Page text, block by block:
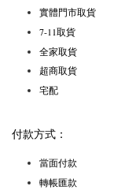
實體門市取貨
7-11取貨
全家取貨
超商取貨
宅配
付款方式：
當面付款
轉帳匯款